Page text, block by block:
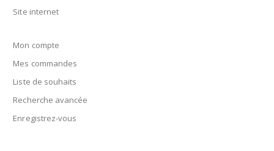
Site internet
Mon compte
Mes commandes
Liste de souhaits
Recherche avancée
Enregistrez-vous